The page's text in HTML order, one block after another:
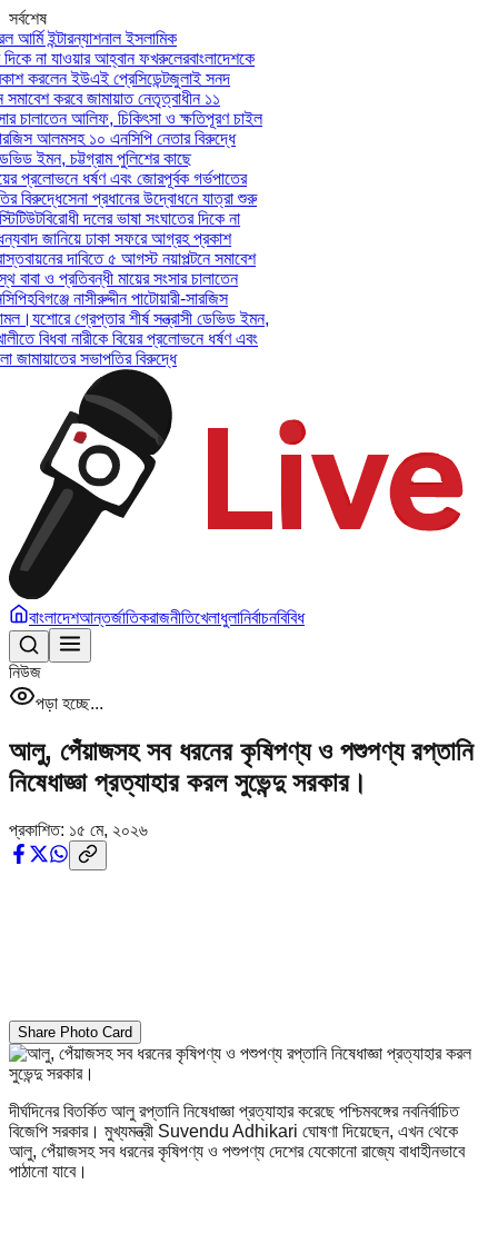
সর্বশেষ
ইন্টারন্যাশনাল ইসলামিক
না যাওয়ার আহ্বান ফখরুলেরবাংলাদেশকে
করলেন ইউএই প্রেসিডেন্টজুলাই সনদ
করবে জামায়াত নেতৃত্বাধীন ১১
আলিফ, চিকিৎসা ও ক্ষতিপূরণ চাইল
আলমসহ ১০ এনসিপি নেতার বিরুদ্ধে
ইমন, চট্টগ্রাম পুলিশের কাছে
প্রলোভনে ধর্ষণ এবং জোরপূর্বক গর্ভপাতের
সেনা প্রধানের উদ্বোধনে যাত্রা শুরু
বিরোধী দলের ভাষা সংঘাতের দিকে না
জানিয়ে ঢাকা সফরে আগ্রহ প্রকাশ
দাবিতে ৫ আগস্ট নয়াপল্টনে সমাবেশ
ও প্রতিবন্ধী মায়ের সংসার চালাতেন
হবিগঞ্জে নাসীরুদ্দীন পাটোয়ারী-সারজিস
যশোরে গ্রেপ্তার শীর্ষ সন্ত্রাসী ডেভিড ইমন,
বিধবা নারীকে বিয়ের প্রলোভনে ধর্ষণ এবং
সভাপতির বিরুদ্ধে
বাংলাদেশআন্তর্জাতিকরাজনীতিখেলাধুলানির্বাচনবিবিধ
নিউজ
পড়া হচ্ছে...
আলু, পেঁয়াজসহ সব ধরনের কৃষিপণ্য ও পশুপণ্য রপ্তানি
নিষেধাজ্ঞা প্রত্যাহার করল সুভেন্দু সরকার।
প্রকাশিত: ১৫ মে, ২০২৬
Share Photo Card
দীর্ঘদিনের বিতর্কিত আলু রপ্তানি নিষেধাজ্ঞা প্রত্যাহার করেছে পশ্চিমবঙ্গের নবনির্বাচিত
বিজেপি সরকার। মুখ্যমন্ত্রী Suvendu Adhikari ঘোষণা দিয়েছেন, এখন থেকে
আলু, পেঁয়াজসহ সব ধরনের কৃষিপণ্য ও পশুপণ্য দেশের যেকোনো রাজ্যে বাধাহীনভাবে
পাঠানো যাবে।